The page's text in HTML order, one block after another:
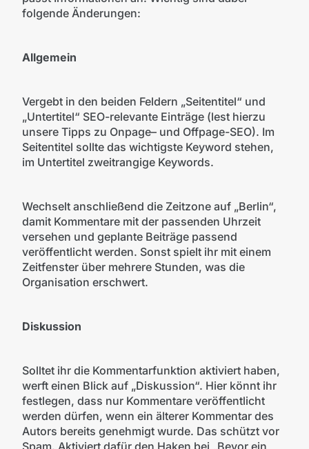
folgende Änderungen:
Allgemein
Vergebt in den beiden Feldern „Seitentitel“ und
„Untertitel“ SEO-relevante Einträge (lest hierzu
unsere Tipps zu Onpage– und Offpage-SEO). Im
Seitentitel sollte das wichtigste Keyword stehen,
im Untertitel zweitrangige Keywords.
Wechselt anschließend die Zeitzone auf „Berlin“,
damit Kommentare mit der passenden Uhrzeit
versehen und geplante Beiträge passend
veröffentlicht werden. Sonst spielt ihr mit einem
Zeitfenster über mehrere Stunden, was die
Organisation erschwert.
Diskussion
Solltet ihr die Kommentarfunktion aktiviert haben,
werft einen Blick auf „Diskussion“. Hier könnt ihr
festlegen, dass nur Kommentare veröffentlicht
werden dürfen, wenn ein älterer Kommentar des
Autors bereits genehmigt wurde. Das schützt vor